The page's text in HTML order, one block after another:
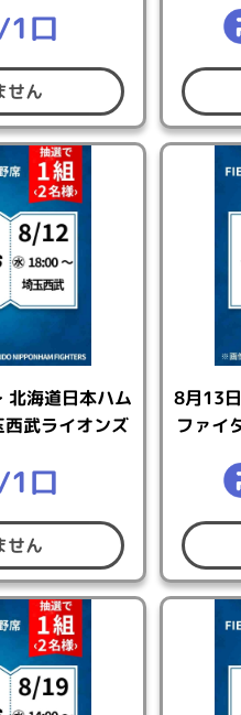
募する」ボタンからコナ
口数を指定してご応募くだ
す。
金引き換え決済」をご選択
数料330円（税込）がかか
自動で送料（550円税込〜
プリペイドカードでの抽
す。
から返金処理が行われます。
利用のカード会社へご確認
場合があります。
利用のカード会社へご確認
口
せん
海道日本ハム
西武ライオンズ
口
せん
8月13
ファイ